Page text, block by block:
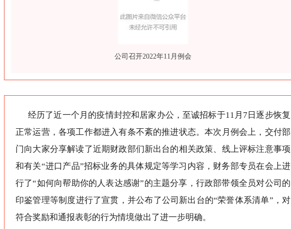
公司召开2022年11月例会
经历了近一个月的疫情封控和居家办公，至诚招标于11月7日逐步恢复
正常运营，各项工作都进入有条不紊的推进状态。本次月例会上，交付部
门向大家分享解读了近期财政部们新出台的相关政策、线上评标注意事项
和有关“进口产品”招标业务的具体规定等学习内容，财务部专员在会上进
行了“如何向帮助你的人表达感谢”的主题分享，行政部带领全员对公司的
印鉴管理等制度进行了宣贯，并公布了公司新出台的“荣誉体系清单”，对
符合奖励和通报表彰的行为情境做出了进一步明确。